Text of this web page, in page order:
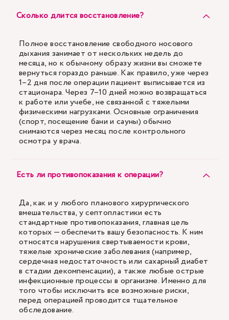
Сколько длится восстановление?
Полное восстановление свободного носового
дыхания занимает от нескольких недель до
месяца, но к обычному образу жизни вы сможете
вернуться гораздо раньше. Как правило, уже через
1–2 дня после операции пациент выписывается из
стационара. Через 7–10 дней можно возвращаться
к работе или учебе, не связанной с тяжелыми
физическими нагрузками. Основные ограничения
(спорт, посещение бани и сауны) обычно
снимаются через месяц после контрольного
осмотра у врача.
Есть ли противопоказания к операции?
Да, как и у любого планового хирургического
вмешательства, у септопластики есть
стандартные противопоказания, главная цель
которых — обеспечить вашу безопасность. К ним
относятся нарушения свертываемости крови,
тяжелые хронические заболевания (например,
сердечная недостаточность или сахарный диабет
в стадии декомпенсации), а также любые острые
инфекционные процессы в организме. Именно для
того чтобы исключить все возможные риски,
перед операцией проводится тщательное
обследование.